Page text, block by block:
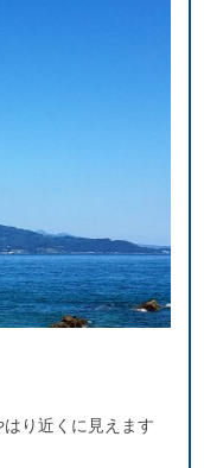
り近くに見えます